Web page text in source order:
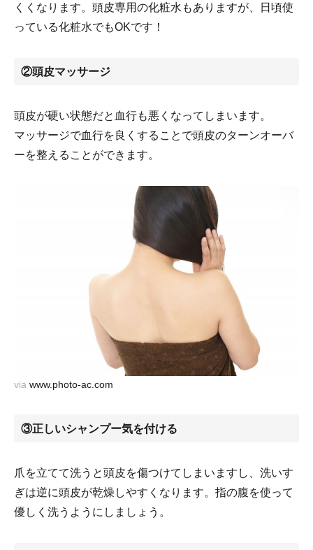
くくなります。頭皮専用の化粧水もありますが、日頃使
っている化粧水でもOKです！
②頭皮マッサージ
頭皮が硬い状態だと血行も悪くなってしまいます。
マッサージで血行を良くすることで頭皮のターンオーバ
ーを整えることができます。
via www.photo-ac.com
③正しいシャンプー気を付ける
爪を立てて洗うと頭皮を傷つけてしまいますし、洗いす
ぎは逆に頭皮が乾燥しやすくなります。指の腹を使って
優しく洗うようにしましょう。